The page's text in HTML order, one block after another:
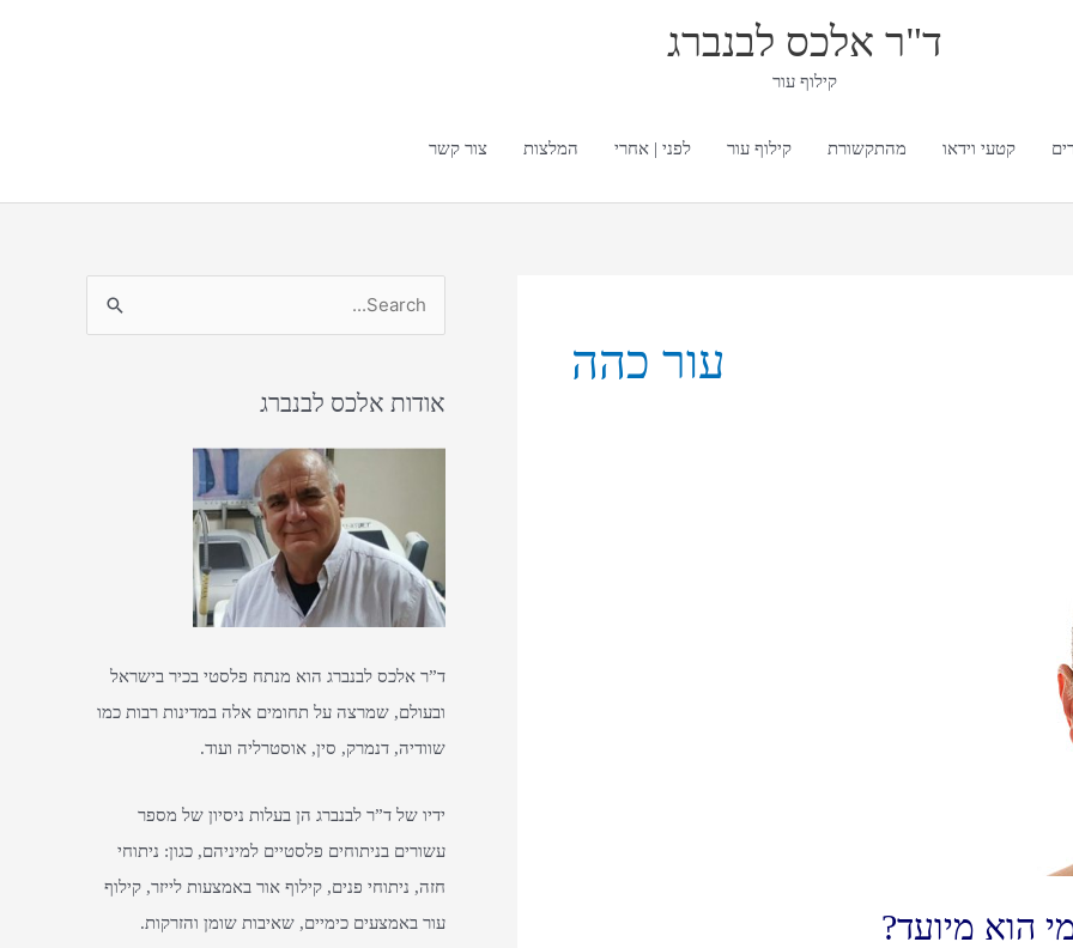
ד"ר אלכס לבנברג
קילוף עור
קטעי וידאו מהתקשורת קילוף עור לפני | אחרי המלצות צור קשר
עור כהה
הוא מיועד?
r
r
:
אודות אלכס לבנברג
ד”ר אלכס לבנברג הוא מנתח פלסטי בכיר בישראל
ובעולם, שמרצה על תחומים אלה במדינות רבות כמו
שוודיה, דנמרק, סין, אוסטרליה ועוד.
ידיו של ד”ר לבנברג הן בעלות ניסיון של מספר
עשורים בניתוחים פלסטיים למיניהם, כגון: ניתוחי
חזה, ניתוחי פנים, קילוף אור באמצעות לייזר, קילוף
עור באמצעים כימיים, שאיבות שומן והזרקות.